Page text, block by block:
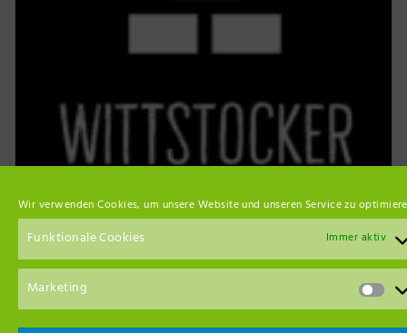
Wir verwenden Cookies, um unsere Website und unseren Service zu
Funktionale Cookies Immer aktiv
Marketing